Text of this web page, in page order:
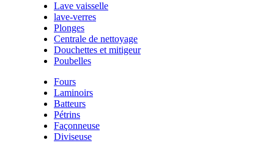
Lave vaisselle
lave-verres
Plonges
Centrale de nettoyage
Douchettes et mitigeur
Poubelles
Fours
Laminoirs
Batteurs
Pétrins
Façonneuse
Diviseuse